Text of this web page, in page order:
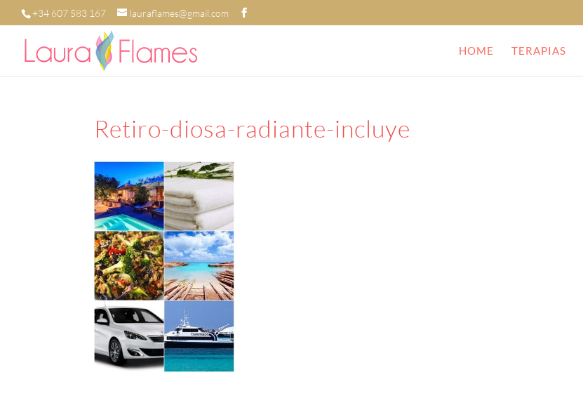
+34 607 583 167 lauraflames@gmail.com
HOME TERAPIAS
Retiro-diosa-radiante-incluye